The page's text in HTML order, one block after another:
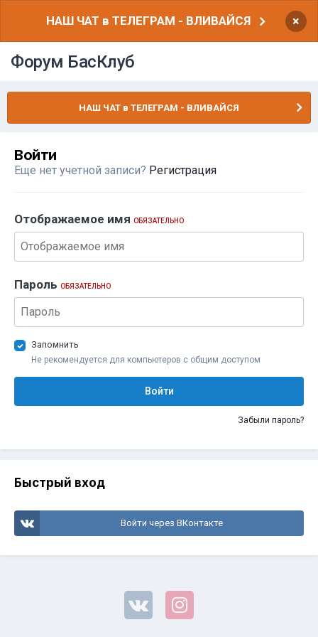
НАШ ЧАТ в ТЕЛЕГРАМ - ВЛИВАЙСЯ ×
Форум БасКлуб
НАШ ЧАТ в ТЕЛЕГРАМ - ВЛИВАЙСЯ
Войти
Еще нет учетной записи? Регистрация
Отображаемое имя ОБЯЗАТЕЛЬНО
Пароль ОБЯЗАТЕЛЬНО
Запомнить
Не рекомендуется для компьютеров с общим доступом
Войти
Забыли пароль?
Быстрый вход
Войти через ВКонтакте